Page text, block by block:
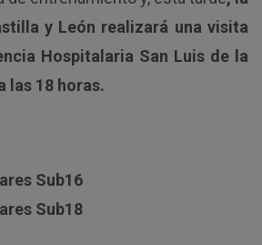
y León realizará una visita
Hospitalaria San Luis de la
las 18 horas.
Sub16
Sub18